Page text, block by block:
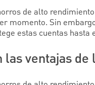
de alto
momento. Sin
estas cuentas
las ventajas